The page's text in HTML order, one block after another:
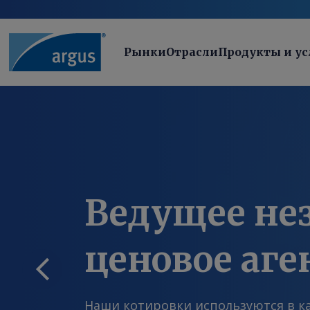
РынкиОтраслиПродукты и
Ведущее
ценовое
Наши котировки используются в
Ведущее независимое ценовое